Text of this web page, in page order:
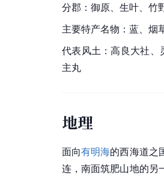
分郡：御原、生叶、竹
主要特产名物：蓝、烟
代表风土：高良大社
主丸
地理
面向有明海的西海道之
连，南面筑肥山地的另